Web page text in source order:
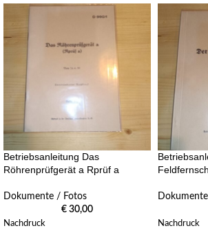
Betriebsanleitung Das
Röhrenprüfgerät a Rprüf a
Dokumente / Fotos
€ 30,00
Nachdruck Nachdruck